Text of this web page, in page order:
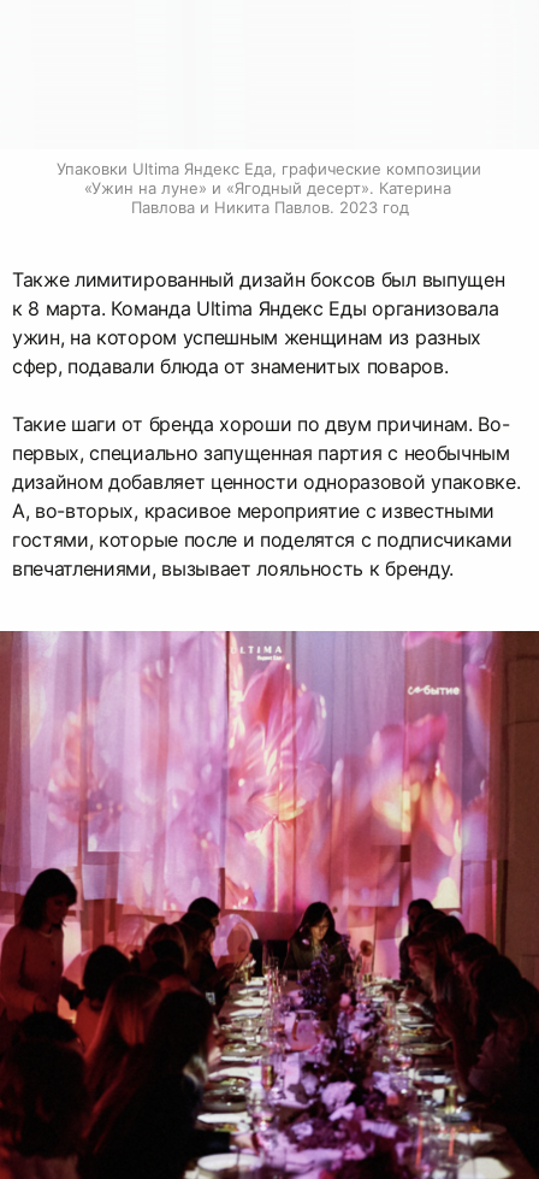
Упаковки Ultima Яндекс Еда, графические композиции
«Ужин на луне» и «Ягодный десерт». Катерина
Павлова и Никита Павлов. 2023 год
Также лимитированный дизайн боксов был выпущен
к 8 марта. Команда Ultima Яндекс Еды организовала
ужин, на котором успешным женщинам из разных
сфер, подавали блюда от знаменитых поваров.
Такие шаги от бренда хороши по двум причинам. Во-
первых, специально запущенная партия с необычным
дизайном добавляет ценности одноразовой упаковке.
А, во-вторых, красивое мероприятие с известными
гостями, которые после и поделятся с подписчиками
впечатлениями, вызывает лояльность к бренду.